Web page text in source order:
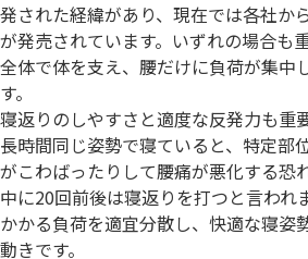
発された経緯があり、現在では各社か
が発売されています。いずれの場合も
全体で体を支え、腰だけに負荷が集中
す。
寝返りのしやすさと適度な反発力も重
長時間同じ姿勢で寝ていると、特定部
がこわばったりして腰痛が悪化する恐
中に20回前後は寝返りを打つと言われ
かかる負荷を適宜分散し、快適な寝姿
動きです。